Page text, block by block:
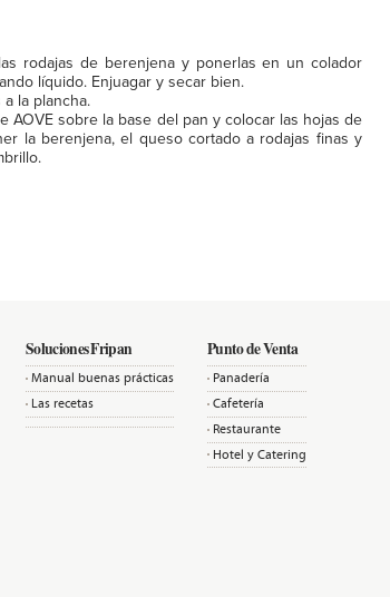
rodajas de berenjena y ponerlas en un colador
líquido. Enjuagar y secar bien.
la plancha.
AOVE sobre la base del pan y colocar las hojas de
la berenjena, el queso cortado a rodajas finas y
Soluciones Fripan
Manual buenas prácticas
Las recetas
Punto de Venta
Panadería
Cafetería
Restaurante
Hotel y Catering